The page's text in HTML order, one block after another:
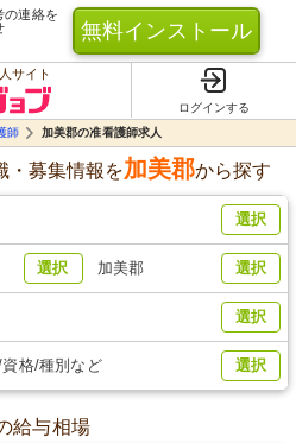
の連絡を
無料インストール
サイト
ログインする
師 加美郡の准看護師求人
・募集情報を加美郡から探す
選択
選択 加美郡 選択
選択
格/種別など 選択
給与相場